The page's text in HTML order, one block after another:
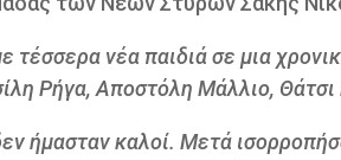
τέσσερα νέα παιδιά σε μια
Ρήγα, Αποστόλη Μάλλιο,
ήμασταν καλοί. Μετά